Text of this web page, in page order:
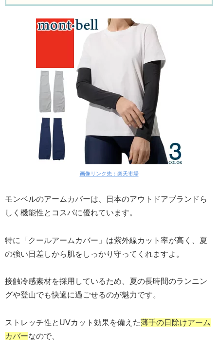
画像リンク先：楽天市場
モンベルのアームカバーは、日本のアウトドアブランドら
しく機能性とコスパに優れています。
特に「クールアームカバー」は紫外線カット率が高く、夏
の強い日差しから肌をしっかり守ってくれますよ。
接触冷感素材を採用しているため、夏の長時間のランニン
グや登山でも快適に過ごせるのが魅力です。
ストレッチ性とUVカット効果を備えた薄手の日除けアーム
カバーなので、